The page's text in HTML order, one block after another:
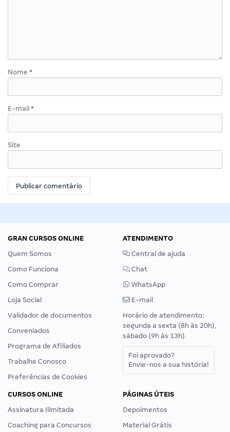
Nome *
E-mail *
Site
GRAN CURSOS ONLINE
Quem Somos
Como Funciona
Como Comprar
Loja Social
Validador de documentos
Conveniados
Programa de Afiliados
Trabalhe Conosco
Preferências de Cookies
ATENDIMENTO
Central de ajuda
Chat
WhatsApp
E-mail
Horário de atendimento:
segunda a sexta (8h às 20h),
sábado (9h às 13h).
Foi aprovado?
Envie-nos a sua história!
CURSOS ONLINE
Assinatura Ilimitada
Coaching para Concursos
PÁGINAS ÚTEIS
Depoimentos
Material Grátis